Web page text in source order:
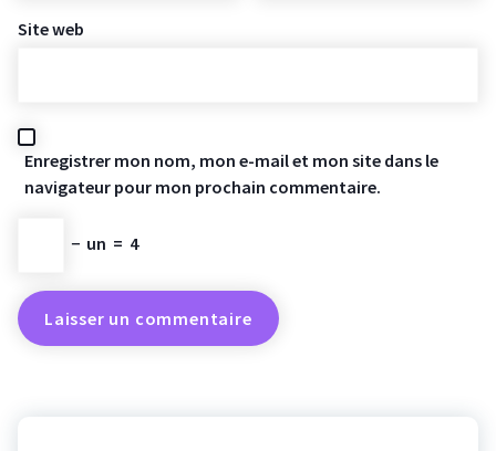
Site web
Enregistrer mon nom, mon e-mail et mon site dans le
navigateur pour mon prochain commentaire.
− un = 4